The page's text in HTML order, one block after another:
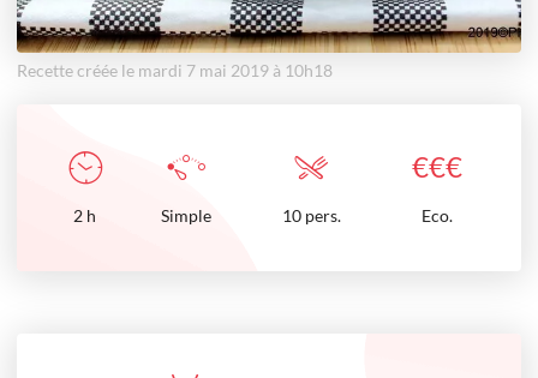
Recette créée le mardi 7 mai 2019 à 10h18
€€€
2 h Simple 10 pers. Eco.